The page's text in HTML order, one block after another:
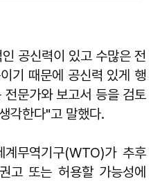
공신력이 있고 수많은 전
기 때문에 공신력 있게 행
문가와 보고서 등을 검토
각한다"고 말했다.
무역기구(WTO)가 추후
고 또는 허용할 가능성에